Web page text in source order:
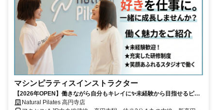
マシンピラティスインストラクター
【2026年OPEN】働きながら自分もキレイに✨未経験から目指せるピラ
ティスインストラクター！残業ほぼなし＆施設無料利用で理想の自分へ
Natural Pilates 高円寺店